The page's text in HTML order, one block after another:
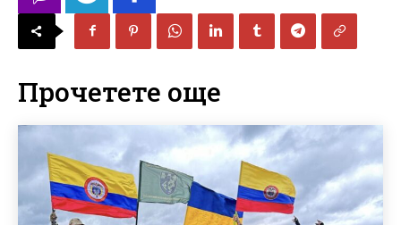
Прочетете още